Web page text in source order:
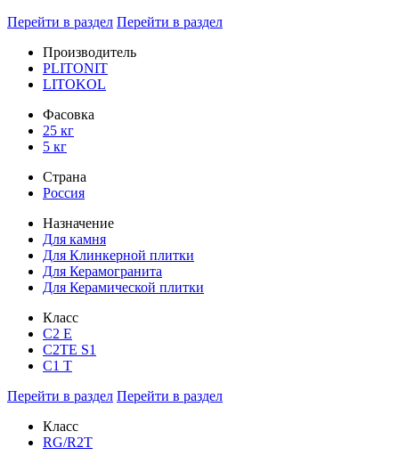
Перейти в раздел Перейти в раздел
Производитель
PLITONIT
LITOKOL
Фасовка
25 кг
5 кг
Страна
Россия
Назначение
Для камня
Для Клинкерной плитки
Для Керамогранита
Для Керамической плитки
Класс
С2 Е
C2TE S1
C1 T
Перейти в раздел Перейти в раздел
Класс
RG/R2T